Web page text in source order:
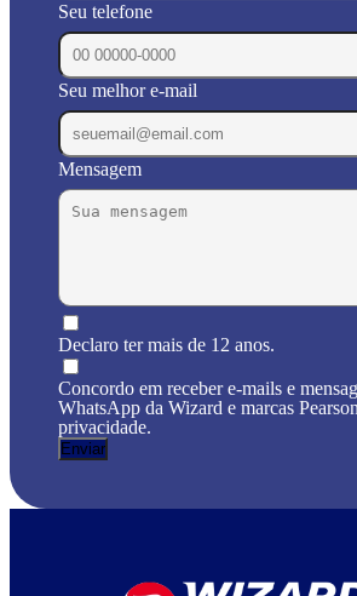
Seu telefone
Seu melhor e-mail
Mensagem
Declaro ter mais de 12 anos.
Concordo em receber e-mails e
WhatsApp da Wizard e marcas
privacidade.